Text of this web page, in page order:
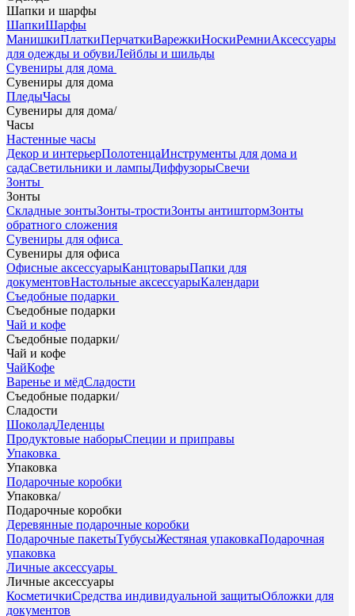
Шапки и шарфы
ШапкиШарфы
МанишкиПлаткиПерчаткиВарежкиНоскиРемниАксессуары
для одежды и обувиЛейблы и шильды
Сувениры для дома
Сувениры для дома
ПледыЧасы
Сувениры для дома/
Часы
Настенные часы
Декор и интерьерПолотенцаИнструменты для дома и
садаСветильники и лампыДиффузорыСвечи
Зонты
Зонты
Складные зонтыЗонты-тростиЗонты антиштормЗонты
обратного сложения
Сувениры для офиса
Сувениры для офиса
Офисные аксессуарыКанцтоварыПапки для
документовНастольные аксессуарыКалендари
Съедобные подарки
Съедобные подарки
Чай и кофе
Съедобные подарки/
Чай и кофе
ЧайКофе
Варенье и мёдСладости
Съедобные подарки/
Сладости
ШоколадЛеденцы
Продуктовые наборыСпеции и приправы
Упаковка
Упаковка
Подарочные коробки
Упаковка/
Подарочные коробки
Деревянные подарочные коробки
Подарочные пакетыТубусыЖестяная упаковкаПодарочная
упаковка
Личные аксессуары
Личные аксессуары
КосметичкиСредства индивидуальной защитыОбложки для
документов